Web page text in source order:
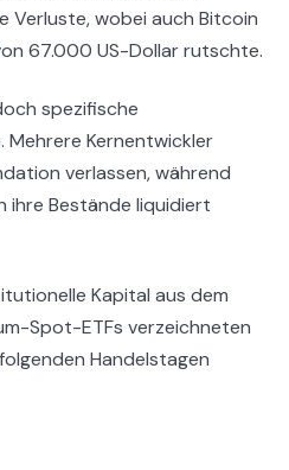
Verluste, wobei auch Bitcoin
67.000 US-Dollar rutschte.
spezifische
Mehrere Kernentwickler
verlassen, während
ihre Bestände liquidiert
Kapital aus dem
Spot-ETFs verzeichneten
Handelstagen